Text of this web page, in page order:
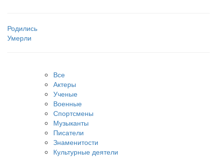
Родились
Умерли
Все
Актеры
Ученые
Военные
Спортсмены
Музыканты
Писатели
Знаменитости
Культурные деятели